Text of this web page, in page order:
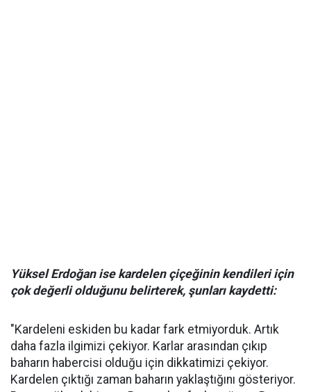
Yüksel Erdoğan ise kardelen çiçeğinin kendileri için
çok değerli olduğunu belirterek, şunları kaydetti:
"Kardeleni eskiden bu kadar fark etmiyorduk. Artık
daha fazla ilgimizi çekiyor. Karlar arasından çıkıp
baharın habercisi olduğu için dikkatimizi çekiyor.
Kardelen çıktığı zaman baharın yaklaştığını gösteriyor.